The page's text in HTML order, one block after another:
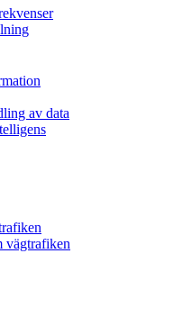
av data
vägtrafiken